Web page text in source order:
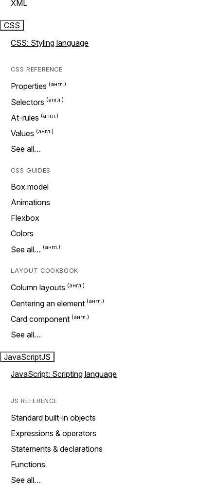
XML
CSS
CSS: Styling language
CSS REFERENCE
Properties
Selectors
At-rules
Values
See all…
CSS GUIDES
Box model
Animations
Flexbox
Colors
See all…
LAYOUT COOKBOOK
Column layouts
Centering an element
Card component
See all…
JavaScriptJS
JavaScript: Scripting language
JS REFERENCE
Standard built-in objects
Expressions & operators
Statements & declarations
Functions
See all…